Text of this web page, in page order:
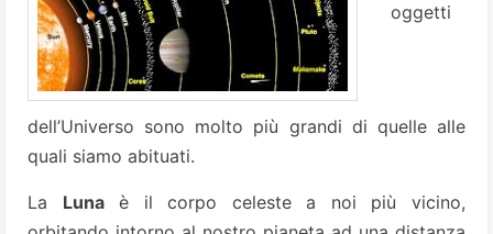
oggetti
dell’Universo sono molto più grandi di quelle alle
quali siamo abituati.
La Lunaè il corpo celeste a noi più vicino,